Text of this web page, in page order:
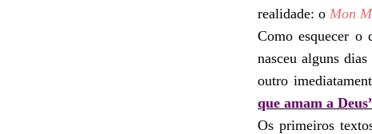
realidade: o Mon
Como esquecer
nasceu alguns
outro
que amam a
Os primeiros